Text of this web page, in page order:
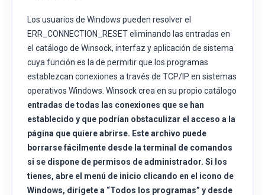
Los usuarios de Windows pueden resolver el
ERR_CONNECTION_RESET eliminando las entradas en
el catálogo de Winsock, interfaz y aplicación de sistema
cuya función es la de permitir que los programas
establezcan conexiones a través de TCP/IP en sistemas
operativos Windows. Winsock crea en su propio catálogo
entradas de todas las conexiones que se han
establecido y que podrían obstaculizar el acceso a la
página que quiere abrirse. Este archivo puede
borrarse fácilmente desde la terminal de comandos
si se dispone de permisos de administrador. Si los
tienes, abre el menú de inicio clicando en el icono de
Windows, dirígete a “Todos los programas” y desde